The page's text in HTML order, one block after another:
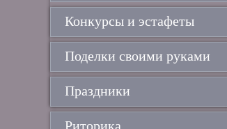
Конкурсы и эстафеты
Поделки своими руками
Праздники
Риторика